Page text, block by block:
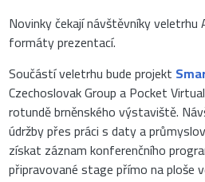
Novinky čekají návštěvníky
formáty prezentací.
Součástí veletrhu bude projekt
Czechoslovak Group a Pocket
rotundě brněnského výstaviště.
údržby přes práci s daty a
získat záznam konferenčního
připravované stage přímo na ploše